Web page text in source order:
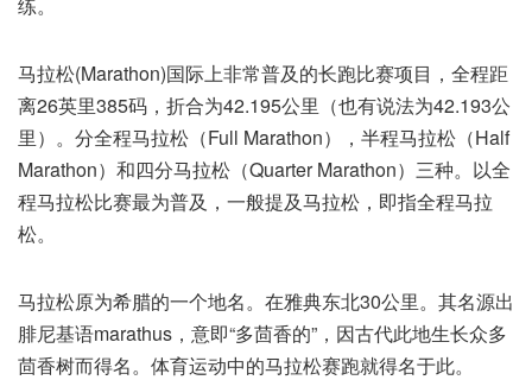
马拉松(Marathon)国际上非常普及的长跑比赛项目，全程距
离26英里385码，折合为42.195公里（也有说法为42.193公
里）。分全程马拉松（Full Marathon），半程马拉松（Half
Marathon）和四分马拉松（Quarter Marathon）三种。以全
程马拉松比赛最为普及，一般提及马拉松，即指全程马拉
松。
马拉松原为希腊的一个地名。在雅典东北30公里。其名源出
腓尼基语marathus，意即“多茴香的”，因古代此地生长众多
茴香树而得名。体育运动中的马拉松赛跑就得名于此。